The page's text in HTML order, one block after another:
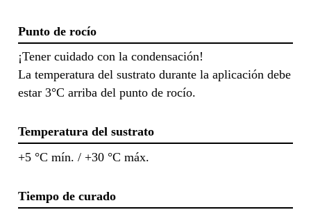
Punto de rocío
¡Tener cuidado con la condensación!
La temperatura del sustrato durante la aplicación debe
estar 3°C arriba del punto de rocío.
Temperatura del sustrato
+5 °C mín. / +30 °C máx.
Tiempo de curado